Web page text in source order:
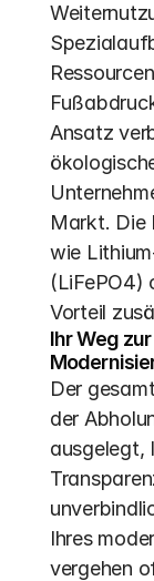
Ansatz
Markt. Die
wie
(LiFePO4)
Vorteil
Ihr Weg
Der
der
ausgelegt,
Ihres
vergehen